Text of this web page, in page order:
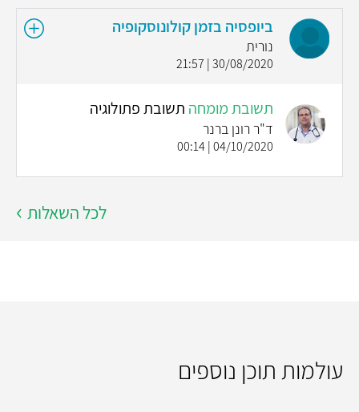
ביופסיה בזמן קולונוסקופיה
נורית
30/08/2020 | 21:57
תשובת מומחה תשובת פתולוגיה
ד"ר רונן ברנר
04/10/2020 | 00:14
לכל השאלות
עולמות תוכן נוספים